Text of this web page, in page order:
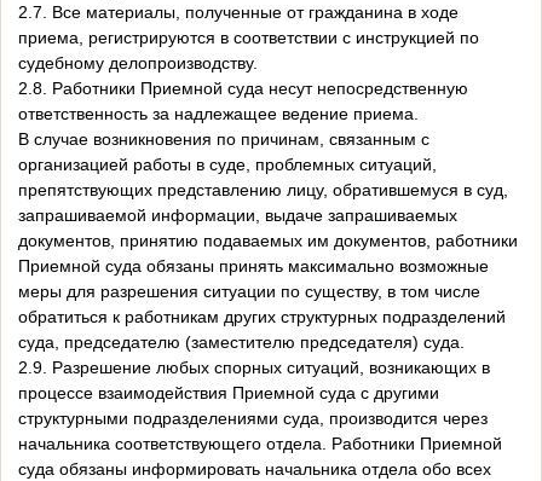
2.7. Все материалы, полученные от гражданина в ходе
приема, регистрируются в соответствии с инструкцией по
судебному делопроизводству.
2.8. Работники Приемной суда несут непосредственную
ответственность за надлежащее ведение приема.
В случае возникновения по причинам, связанным с
организацией работы в суде, проблемных ситуаций,
препятствующих представлению лицу, обратившемуся в суд,
запрашиваемой информации, выдаче запрашиваемых
документов, принятию подаваемых им документов, работники
Приемной суда обязаны принять максимально возможные
меры для разрешения ситуации по существу, в том числе
обратиться к работникам других структурных подразделений
суда, председателю (заместителю председателя) суда.
2.9. Разрешение любых спорных ситуаций, возникающих в
процессе взаимодействия Приемной суда с другими
структурными подразделениями суда, производится через
начальника соответствующего отдела. Работники Приемной
суда обязаны информировать начальника отдела обо всех